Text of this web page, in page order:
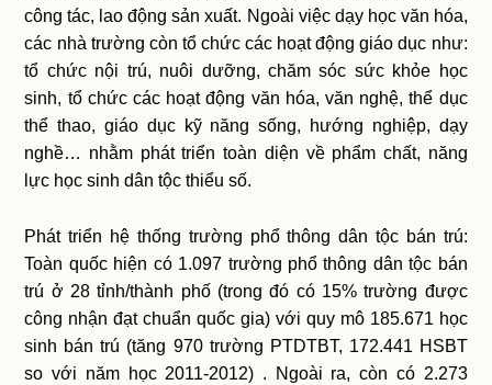
công tác, lao động sản xuất. Ngoài việc dạy học văn hóa,
các nhà trường còn tổ chức các hoạt động giáo dục như:
tổ chức nội trú, nuôi dưỡng, chăm sóc sức khỏe học
sinh, tổ chức các hoạt động văn hóa, văn nghệ, thể dục
thể thao, giáo dục kỹ năng sống, hướng nghiệp, dạy
nghề… nhằm phát triển toàn diện về phẩm chất, năng
lực học sinh dân tộc thiểu số.
Phát triển hệ thống trường phổ thông dân tộc bán trú:
Toàn quốc hiện có 1.097 trường phổ thông dân tộc bán
trú ở 28 tỉnh/thành phố (trong đó có 15% trường được
công nhận đạt chuẩn quốc gia) với quy mô 185.671 học
sinh bán trú (tăng 970 trường PTDTBT, 172.441 HSBT
so với năm học 2011-2012) . Ngoài ra, còn có 2.273